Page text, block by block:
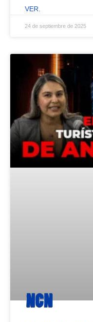
VER.
24 de septiembre de 2025